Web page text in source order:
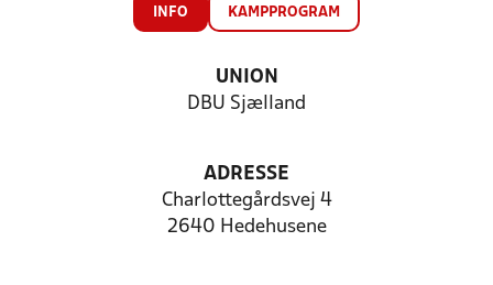
INFO KAMPPROGRAM
UNION
DBU Sjælland
ADRESSE
Charlottegårdsvej 4
2640 Hedehusene